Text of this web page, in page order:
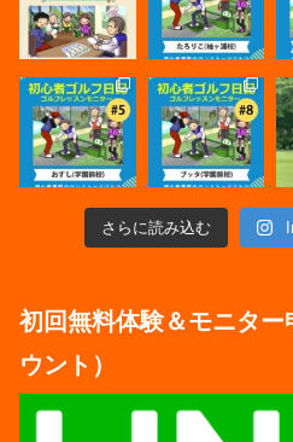
さらに読み込む
初回無料体験＆モニタ
ウント）